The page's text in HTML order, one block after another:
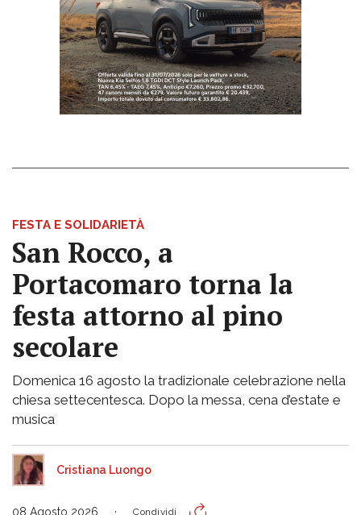
FESTA E SOLIDARIETÀ
San Rocco, a
Portacomaro torna la
festa attorno al pino
secolare
Domenica 16 agosto la tradizionale celebrazione nella
chiesa settecentesca. Dopo la messa, cena d’estate e
musica
Cristiana Luongo
08 Agosto 2026 Condividi